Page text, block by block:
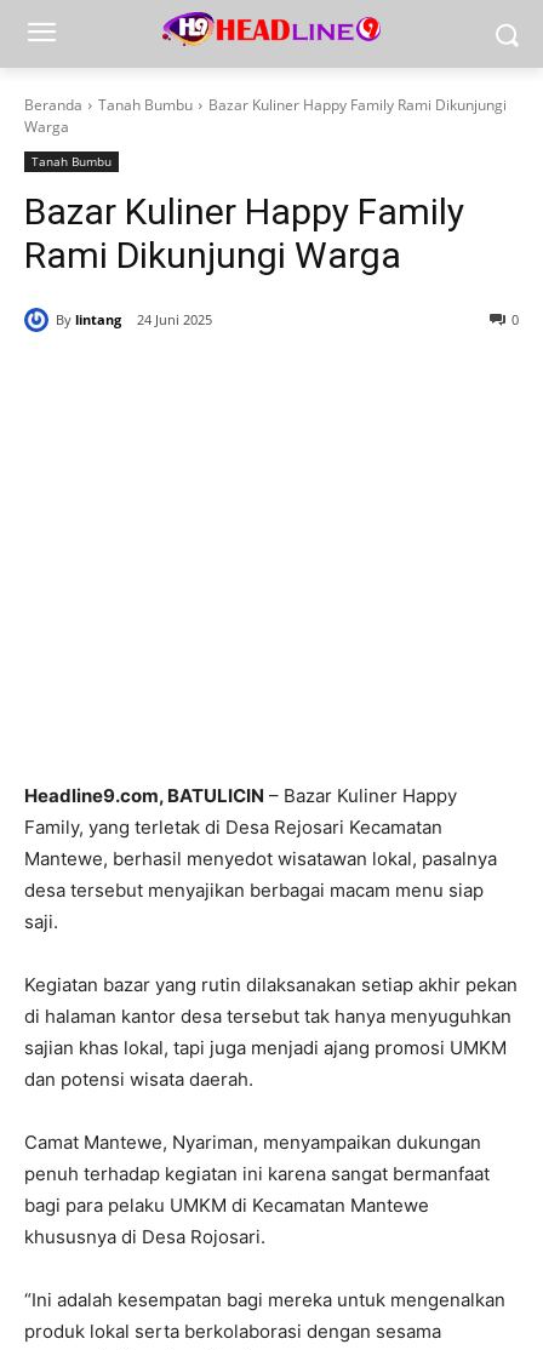
Beranda Tanah Bumbu
Bazar Kuliner Happy Family Rami Dikunjungi
Warga
Tanah Bumbu
Bazar Kuliner Happy Family
Rami Dikunjungi Warga
By lintang 24 Juni 2025 0
Headline9.com, BATULICIN – Bazar Kuliner Happy
Family, yang terletak di Desa Rejosari Kecamatan
Mantewe, berhasil menyedot wisatawan lokal, pasalnya
desa tersebut menyajikan berbagai macam menu siap
saji.
Kegiatan bazar yang rutin dilaksanakan setiap akhir pekan
di halaman kantor desa tersebut tak hanya menyuguhkan
sajian khas lokal, tapi juga menjadi ajang promosi UMKM
dan potensi wisata daerah.
Camat Mantewe, Nyariman, menyampaikan dukungan
penuh terhadap kegiatan ini karena sangat bermanfaat
bagi para pelaku UMKM di Kecamatan Mantewe
khususnya di Desa Rojosari.
“Ini adalah kesempatan bagi mereka untuk mengenalkan
produk lokal serta berkolaborasi dengan sesama